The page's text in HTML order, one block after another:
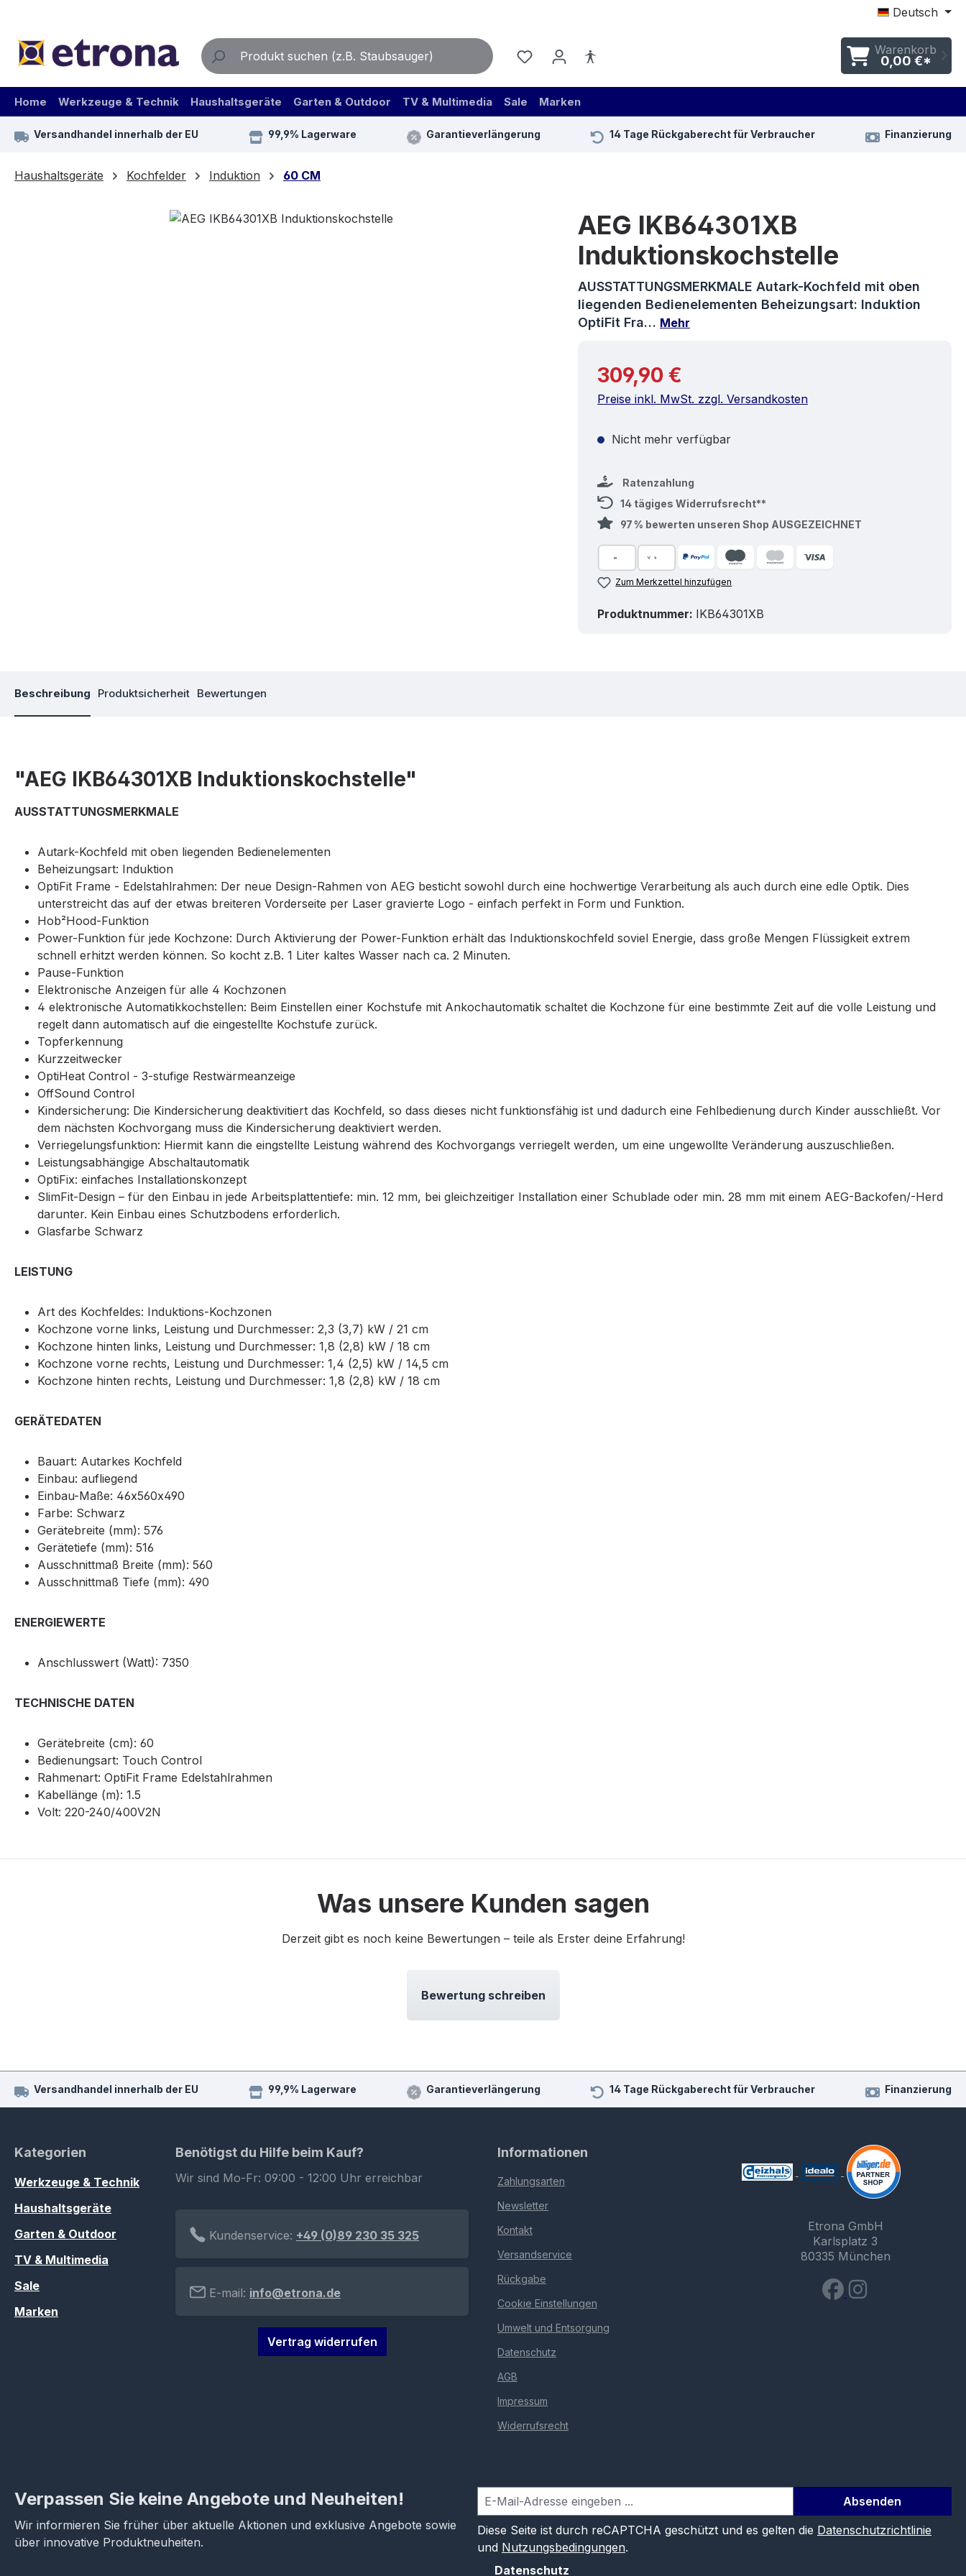
Deutsch
Warenkorb
0,00 €*
Home Werkzeuge & Technik Haushaltsgeräte Garten & Outdoor TV & Multimedia Sale Marken
Versandhandel innerhalb der EU 99,9% Lagerware Garantieverlängerung 14 Tage Rückgaberecht für Verbraucher Finanzierung
Haushaltsgeräte Kochfelder Induktion 60 CM
AEG IKB64301XB
Induktionskochstelle
AUSSTATTUNGSMERKMALE Autark-Kochfeld mit oben
liegenden Bedienelementen Beheizungsart: Induktion
OptiFit Fra… Mehr
Regulärer Preis:
309,90 €
Preise inkl. MwSt. zzgl. Versandkosten
Nicht mehr verfügbar
Ratenzahlung
14 tägiges Widerrufsrecht**
97 % bewerten unseren Shop AUSGEZEICHNET
Zum Merkzettel hinzufügen
Produktnummer: IKB64301XB
Beschreibung Produktsicherheit Bewertungen
"AEG IKB64301XB Induktionskochstelle"
AUSSTATTUNGSMERKMALE
Autark-Kochfeld mit oben liegenden Bedienelementen
Beheizungsart: Induktion
OptiFit Frame - Edelstahlrahmen: Der neue Design-Rahmen von AEG besticht sowohl durch eine hochwertige Verarbeitung als auch durch eine edle Optik. Dies
unterstreicht das auf der etwas breiteren Vorderseite per Laser gravierte Logo - einfach perfekt in Form und Funktion.
Hob²Hood-Funktion
Power-Funktion für jede Kochzone: Durch Aktivierung der Power-Funktion erhält das Induktionskochfeld soviel Energie, dass große Mengen Flüssigkeit extrem
schnell erhitzt werden können. So kocht z.B. 1 Liter kaltes Wasser nach ca. 2 Minuten.
Pause-Funktion
Elektronische Anzeigen für alle 4 Kochzonen
4 elektronische Automatikkochstellen: Beim Einstellen einer Kochstufe mit Ankochautomatik schaltet die Kochzone für eine bestimmte Zeit auf die volle Leistung und
regelt dann automatisch auf die eingestellte Kochstufe zurück.
Topferkennung
Kurzzeitwecker
OptiHeat Control - 3-stufige Restwärmeanzeige
OffSound Control
Kindersicherung: Die Kindersicherung deaktivitiert das Kochfeld, so dass dieses nicht funktionsfähig ist und dadurch eine Fehlbedienung durch Kinder ausschließt. Vor
dem nächsten Kochvorgang muss die Kindersicherung deaktiviert werden.
Verriegelungsfunktion: Hiermit kann die eingstellte Leistung während des Kochvorgangs verriegelt werden, um eine ungewollte Veränderung auszuschließen.
Leistungsabhängige Abschaltautomatik
OptiFix: einfaches Installationskonzept
SlimFit-Design – für den Einbau in jede Arbeitsplattentiefe: min. 12 mm, bei gleichzeitiger Installation einer Schublade oder min. 28 mm mit einem AEG-Backofen/-Herd
darunter. Kein Einbau eines Schutzbodens erforderlich.
Glasfarbe Schwarz
LEISTUNG
Art des Kochfeldes: Induktions-Kochzonen
Kochzone vorne links, Leistung und Durchmesser: 2,3 (3,7) kW / 21 cm
Kochzone hinten links, Leistung und Durchmesser: 1,8 (2,8) kW / 18 cm
Kochzone vorne rechts, Leistung und Durchmesser: 1,4 (2,5) kW / 14,5 cm
Kochzone hinten rechts, Leistung und Durchmesser: 1,8 (2,8) kW / 18 cm
GERÄTEDATEN
Bauart: Autarkes Kochfeld
Einbau: aufliegend
Einbau-Maße: 46x560x490
Farbe: Schwarz
Gerätebreite (mm): 576
Gerätetiefe (mm): 516
Ausschnittmaß Breite (mm): 560
Ausschnittmaß Tiefe (mm): 490
ENERGIEWERTE
Anschlusswert (Watt): 7350
TECHNISCHE DATEN
Gerätebreite (cm): 60
Bedienungsart: Touch Control
Rahmenart: OptiFit Frame Edelstahlrahmen
Kabellänge (m): 1.5
Volt: 220-240/400V2N
Was unsere Kunden sagen
Derzeit gibt es noch keine Bewertungen – teile als Erster deine Erfahrung!
Bewertung schreiben
Versandhandel innerhalb der EU 99,9% Lagerware Garantieverlängerung 14 Tage Rückgaberecht für Verbraucher Finanzierung
Kategorien
Werkzeuge & Technik
Haushaltsgeräte
Garten & Outdoor
TV & Multimedia
Sale
Marken
Benötigst du Hilfe beim Kauf?
Wir sind Mo-Fr: 09:00 - 12:00 Uhr erreichbar
Kundenservice: +49 (0)89 230 35 325
E-mail: info@etrona.de
Vertrag widerrufen
Informationen
Zahlungsarten
Newsletter
Kontakt
Versandservice
Rückgabe
Cookie Einstellungen
Umwelt und Entsorgung
Datenschutz
AGB
Impressum
Widerrufsrecht
Etrona GmbH
Karlsplatz 3
80335 München
Verpassen Sie keine Angebote und Neuheiten!
Wir informieren Sie früher über aktuelle Aktionen und exklusive Angebote sowie
über innovative Produktneuheiten.
Absenden
Diese Seite ist durch reCAPTCHA geschützt und es gelten die Datenschutzrichtlinie
und Nutzungsbedingungen.
Datenschutz